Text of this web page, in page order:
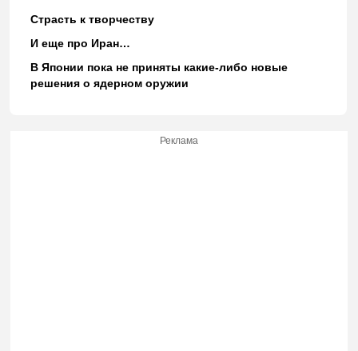
Страсть к творчеству
И еще про Иран…
В Японии пока не приняты какие-либо новые
решения о ядерном оружии
Реклама